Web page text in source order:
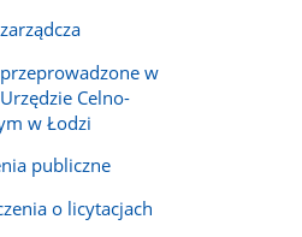
w
Celno-
w Łodzi
publiczne
o licytacjach